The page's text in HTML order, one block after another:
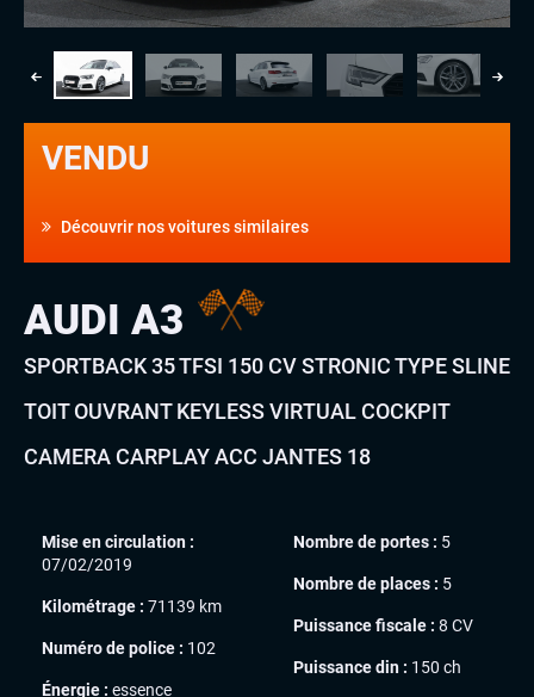
VENDU
Découvrir nos voitures similaires
AUDI A3
SPORTBACK 35 TFSI 150 CV STRONIC TYPE SLINE
TOIT OUVRANT KEYLESS VIRTUAL COCKPIT
CAMERA CARPLAY ACC JANTES 18
Mise en circulation :
07/02/2019
Kilométrage : 71139 km
Numéro de police : 102
Énergie : essence
Nombre de portes : 5
Nombre de places : 5
Puissance fiscale : 8 CV
Puissance din : 150 ch